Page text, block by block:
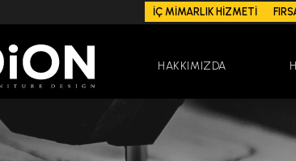
İÇ MİMARLIK HİZMETİ
HAKKIMIZDA